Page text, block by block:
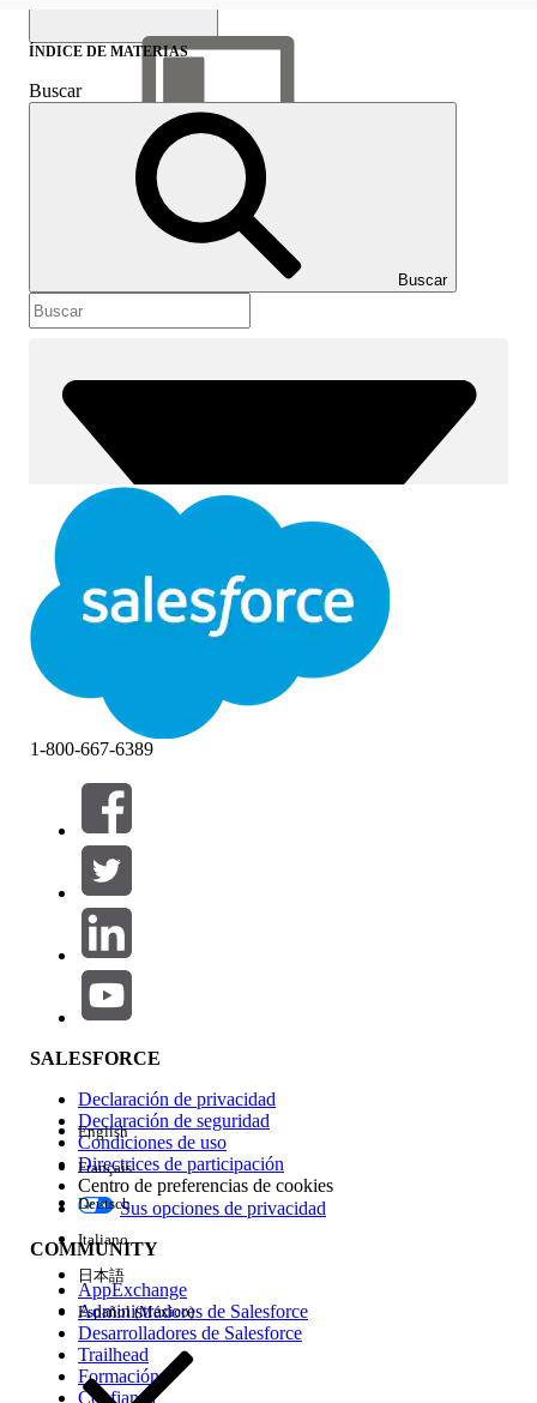
Mostrar índice de
materias
Índice de materias
ÍNDICE DE MATERIAS
Buscar
Buscar
Filtros (0)
SELECCIONAR FILTROS
Área de productos
Repercusión de función
Edición
Experiencia
1-800-667-6389
SALESFORCE
Declaración de privacidad
Declaración de seguridad
Condiciones de uso
Directrices de participación
Centro de preferencias de cookies
Sus opciones de privacidad
COMMUNITY
AppExchange
Administradores de Salesforce
Desarrolladores de Salesforce
Trailhead
Formación
Confianza
English
Français
Deutsch
Italiano
日本語
Español (México)